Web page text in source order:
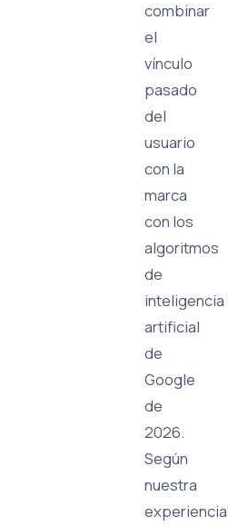
combinar
el
vínculo
pasado
del
usuario
con la
marca
con los
algoritmos
de
inteligencia
artificial
de
Google
de
2026.
Según
nuestra
experiencia